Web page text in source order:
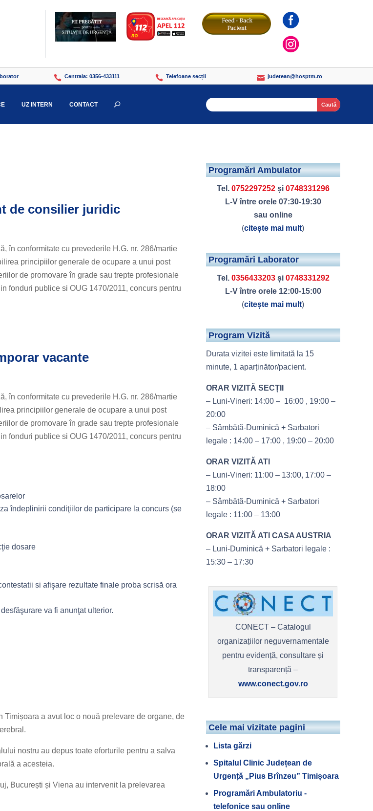


 Centrala: 0356-433111  Telefoane secții  judetean@hosptm.ro
UZ INTERN CONTACT U Search
de consilier juridic
în conformitate cu prevederile H.G. nr. 286/martie
principiilor generale de ocupare a unui post
de promovare în grade sau trepte profesionale
fonduri publice si OUG 1470/2011, concurs pentru
vacante
în conformitate cu prevederile H.G. nr. 286/martie
principiilor generale de ocupare a unui post
de promovare în grade sau trepte profesionale
fonduri publice si OUG 1470/2011, concurs pentru
îndeplinirii condiţiilor de participare la concurs (se
dosare
si afişare rezultate finale proba scrisă ora
va fi anunţat ulterior.
a avut loc o nouă prelevare de organe, de
nostru au depus toate eforturile pentru a salva
a acesteia.
București și Viena au intervenit la prelevarea
Programări Ambulator
Tel. 0752297252și 0748331296
L-V între orele 07:30-19:30
sau online
(citește mai mult)
Programări Laborator
Tel. 0356433203și 0748331292
L-V între orele 12:00-15:00
(citește mai mult)
Program Vizită
Durata vizitei este limitată la 15
minute, 1 aparținător/pacient.
ORAR VIZITĂ SECȚII
– Luni-Vineri: 14:00 – 16:00 , 19:00 –
20:00
– Sâmbătă-Duminică + Sarbatori
legale : 14:00 – 17:00 , 19:00 – 20:00
ORAR VIZITĂ ATI
– Luni-Vineri: 11:00 – 13:00, 17:00 –
18:00
– Sâmbătă-Duminică + Sarbatori
legale : 11:00 – 13:00
ORAR VIZITĂ ATI CASA AUSTRIA
– Luni-Duminică + Sarbatori legale :
15:30 – 17:30
CONECT – Catalogul
organizațiilor neguvernamentale
pentru evidență, consultare și
transparență –
www.conect.gov.ro
Cele mai vizitate pagini
Lista gărzi
Spitalul Clinic Județean de
Urgență „Pius Brînzeu” Timișoara
Programări Ambulatoriu -
telefonice sau online